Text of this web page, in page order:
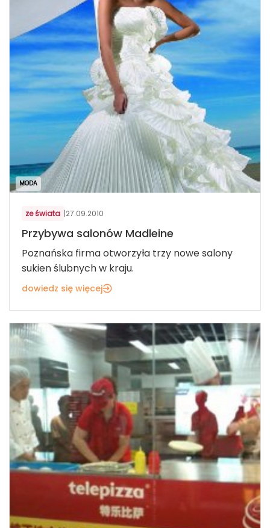
MODA
ze świata |27.09.2010
Przybywa salonów Madleine
Poznańska firma otworzyła trzy nowe salony
sukien ślubnych w kraju.
dowiedz się więcej